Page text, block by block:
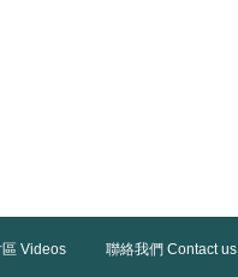
Videos 聯絡我們 Contact us